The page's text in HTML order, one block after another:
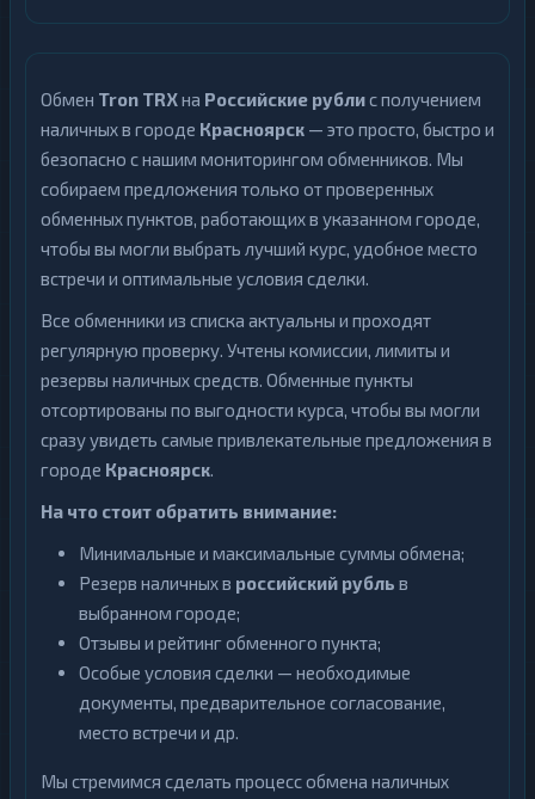
Обмен Tron TRXна Российские рублис получением
наличных в городе Красноярск — это просто, быстро и
безопасно с нашим мониторингом обменников. Мы
собираем предложения только от проверенных
обменных пунктов, работающих в указанном городе,
чтобы вы могли выбрать лучший курс, удобное место
встречи и оптимальные условия сделки.
Все обменники из списка актуальны и проходят
регулярную проверку. Учтены комиссии, лимиты и
резервы наличных средств. Обменные пункты
отсортированы по выгодности курса, чтобы вы могли
сразу увидеть самые привлекательные предложения в
городе Красноярск.
На что стоит обратить внимание:
Минимальные и максимальные суммы обмена;
Резерв наличных в российский рубль в
выбранном городе;
Отзывы и рейтинг обменного пункта;
Особые условия сделки — необходимые
документы, предварительное согласование,
место встречи и др.
Мы стремимся сделать процесс обмена наличных